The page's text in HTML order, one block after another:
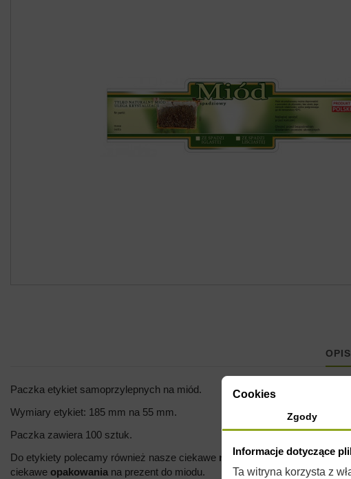
OPIS
Paczka etykiet samoprzylepnych na miód.
Wymiary etykiet: 185 mm na 55 mm.
Paczka zawiera 100 sztuk.
Do etykiety polecamy również nasze ciekawe nakrętkina słoiki oraz
ciekawe opakowania na prezent do miodu.
Cookies
Zgody
Informacje dotyczące
Ta witryna korzysta z